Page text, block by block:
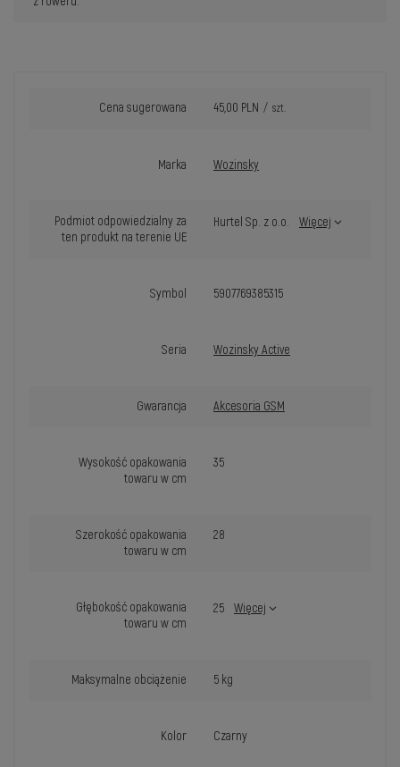
Cena sugerowana 45,00 PLN / szt.
Marka Wozinsky
Podmiot odpowiedzialny za
ten produkt na terenie UE
Hurtel Sp. z o.o. Więcej
Symbol 5907769385315
Seria Wozinsky Active
Gwarancja Akcesoria GSM
Wysokość opakowania
towaru w cm
35
Szerokość opakowania
towaru w cm
28
Głębokość opakowania
towaru w cm
25 Więcej
Maksymalne obciążenie 5 kg
Kolor Czarny